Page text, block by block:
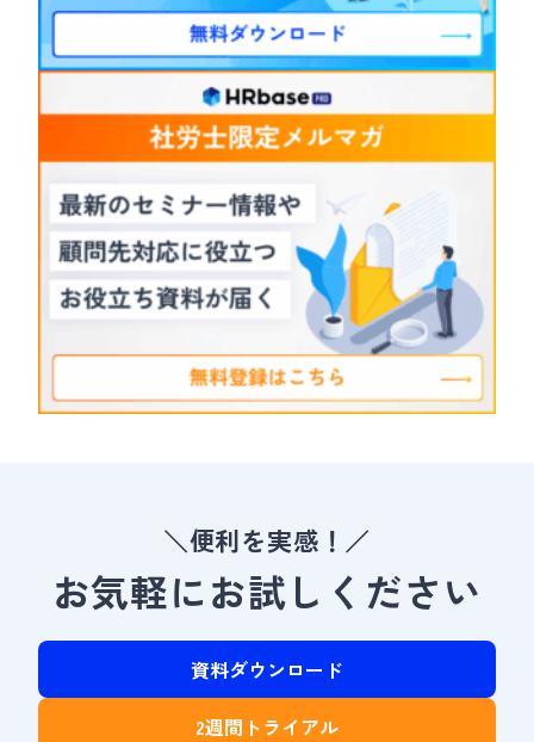
＼便利を実感！／
お気軽にお試しください
資料ダウンロード
2週間トライアル